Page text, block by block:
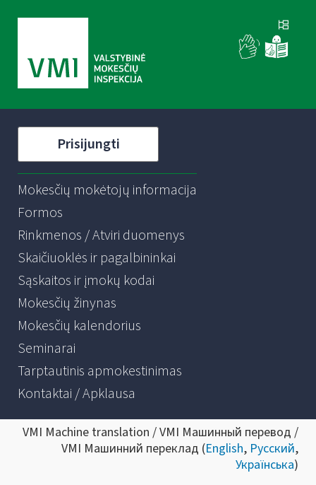
Prisijungti
Mokesčių mokėtojų informacija
Formos
Rinkmenos / Atviri duomenys
Skaičiuoklės ir pagalbininkai
Sąskaitos ir įmokų kodai
Mokesčių žinynas
Mokesčių kalendorius
Seminarai
Tarptautinis apmokestinimas
Kontaktai / Apklausa
VMI Machine translation / VMI Машинный перевод /
VMI Машинний переклад (English, Русский,
Українська)